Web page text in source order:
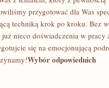
przygotować dla Was
techniką ⁣krok po kroku. Bez
nieco doświadczenia w pracy
się na‌ emocjonującą
Wybór odpowiednich